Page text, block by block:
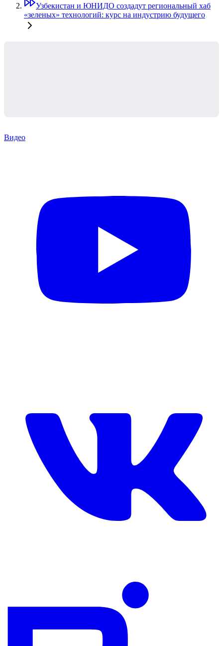
Узбекистан и ЮНИДО создадут региональный хаб
«зеленых» технологий: курс на индустрию будущего
Видео